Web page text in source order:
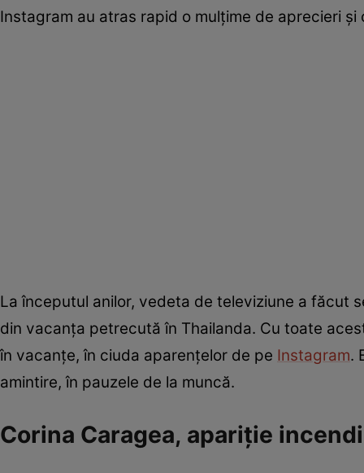
Instagram au atras rapid o mulțime de aprecieri
La începutul anilor, vedeta de televiziune a făcut
din vacanța petrecută în Thailanda. Cu toate
în vacanțe, în ciuda aparențelor de pe Instagram.
amintire, în pauzele de la muncă.
Corina Caragea, apariție